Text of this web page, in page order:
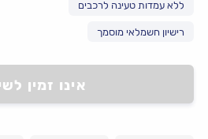
רישיון חשמלאי מוסמך
אינו זמין